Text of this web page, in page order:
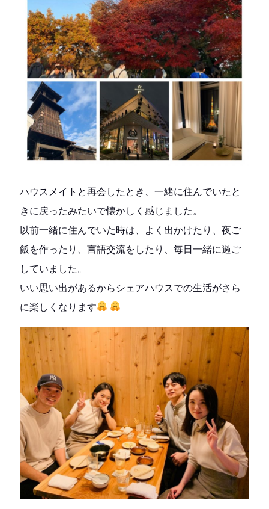
ハウスメイトと再会したとき、一緒に住んでいたと
きに戻ったみたいで懐かしく感じました。
以前一緒に住んでいた時は、よく出かけたり、夜ご
飯を作ったり、言語交流をしたり、毎日一緒に過ご
していました。
いい思い出があるからシェアハウスでの生活がさら
に楽しくなります